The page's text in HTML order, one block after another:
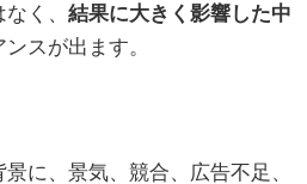
く、 結果に大きく影響した中
スが出ます。
に、景気、競合、広告不足、